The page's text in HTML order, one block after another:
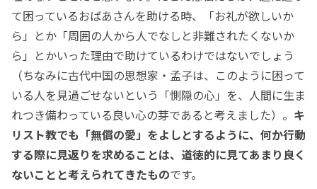
て困っているおばあさんを助ける時、「お礼が欲しいか
ら」とか「周囲の人から人でなしと非難されたくないか
ら」とかいった理由で助けているわけではないでしょう
（ちなみに古代中国の思想家・孟子は、このように困って
いる人を見過ごせないという「惻隠の心」を、人間に生ま
れつき備わっている良い心の芽であると考えました）。 キ
リスト教でも「無償の愛」をよしとするように、何か行動
する際に見返りを求めることは、道徳的に見てあまり良く
ないことと考えられてきたものです。